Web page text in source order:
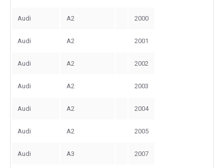
Audi A2 2000
Audi A2 2001
Audi A2 2002
Audi A2 2003
Audi A2 2004
Audi A2 2005
Audi A3 2007